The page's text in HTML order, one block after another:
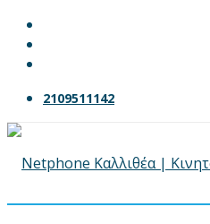
2109511142